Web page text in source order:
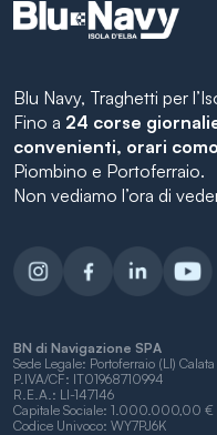
Blu Navy, Traghetti per
Fino a 24 corse
convenienti, orari
Piombino e Portoferraio.
Non vediamo l’ora di
BN di Navigazione SPA
Sede Legale: Portoferraio (LI)
P.IVA/CF: IT01968710994
R.E.A.: LI-147146
Capitale Sociale: 1.000.000,00 €
Codice Univoco: WY7PJ6K